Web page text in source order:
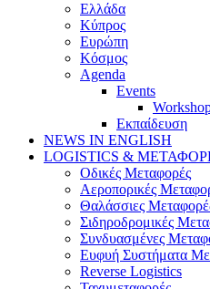
Ελλάδα
Κύπρος
Ευρώπη
Κόσμος
Agenda
Events
Εκπαίδευση
NEWS IN ENGLISH
LOGISTICS &
Οδικές Μεταφορές
Αεροπορικές
Θαλάσσιες
Σιδηροδρομικές
Συνδυασμένες
Ευφυή Συστήματα
Reverse Logistics